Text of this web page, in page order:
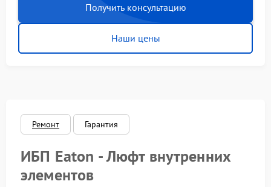
Получить консультацию
Наши цены
Ремонт Гарантия
ИБП Eaton - Люфт внутренних
элементов